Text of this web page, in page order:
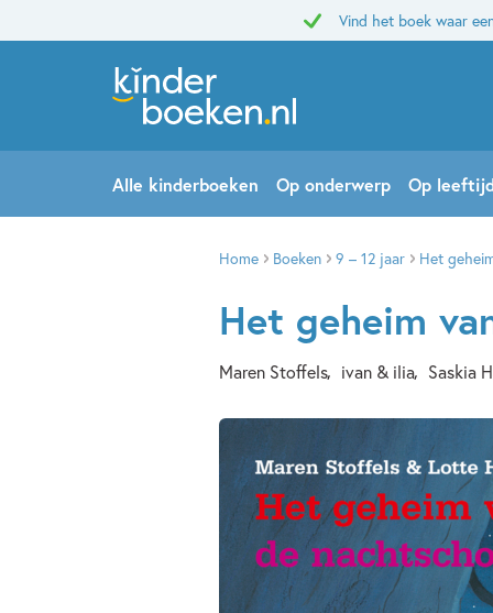
Vind het boek waar
Alle kinderboeken Op onderwerp Op
Home Boeken 9 – 12 jaar Het
Het geheim
Maren Stoffels ivan & ilia Saskia